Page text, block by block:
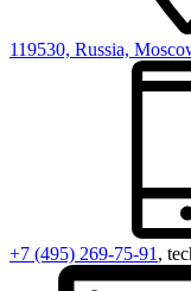
119530, Russia,
+7 (495) 269-75-91 ,